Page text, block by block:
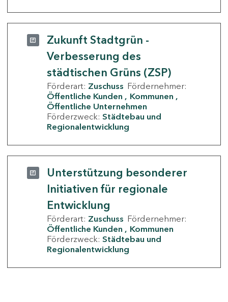
Zukunft Stadtgrün -
Verbesserung des
städtischen Grüns (ZSP)
Förderart: Zuschuss Fördernehmer:
Öffentliche Kunden
Kommunen
Öffentliche Unternehmen
Förderzweck: Städtebau und
Regionalentwicklung
Unterstützung besonderer
Initiativen für regionale
Entwicklung
Förderart: Zuschuss Fördernehmer:
Öffentliche Kunden
Kommunen
Förderzweck: Städtebau und
Regionalentwicklung